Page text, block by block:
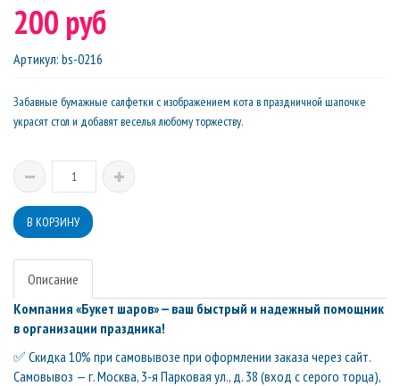
200 руб
Артикул: bs-0216
Забавные бумажные салфетки с изображением кота в праздничной шапочке
украсят стол и добавят веселья любому торжеству.
Описание
Компания «Букет шаров» — ваш быстрый и надежный помощник
в организации праздника!
✅ Скидка 10% при самовывозе при оформлении заказа через сайт.
Самовывоз — г. Москва, 3-я Парковая ул., д. 38 (вход с серого торца),